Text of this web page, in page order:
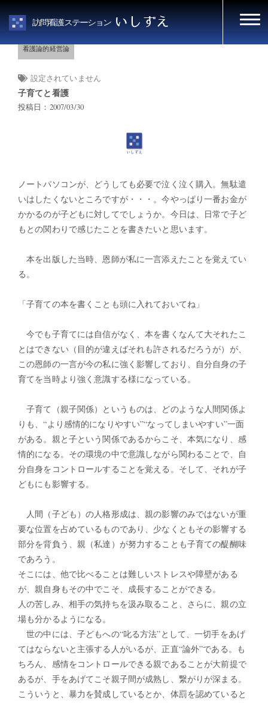
訪問看護ステーション いしずえ
HOME 看護論的経営論
看護論的経営論
設定されていません
子育てと看護
投稿日：2007/03/30
ノートパソコンが、どうしても必要で泣く泣く購入。無駄遣
いはしたくないところですが・・・。今やっぱり一番お金が
かかるのが子どもに対してでしょうか。今日は、日常で子ど
もとの関わりで感じたことを書きたいと思います。
本を出版した当時、恩師が私に一言添えたことを覚えてい
る。
「子育ての本を書くことも頭に入れておいてね」
今でも子育てには自信がなく、本を書くなんて大それたこ
とはできない（目的が違えばそれも許されるだろうが）が、
この恩師の一言が今の私に強く影響しており、自分自身の子
育てを当時より強く意識する様になっている。
子育て（親子関係）というものは、どのような人間関係よ
りも、“より感情的になりやすい”“なってしまいやすい”一面
がある。親と子という関係であるからこそ、本気になり、感
情的になる。その環境の中で意識しながら関わることで、自
分自身をコントロールすることを覚える。そして、それが子
どもにも影響する。
人間（子ども）の人格形成は、親の影響のみではないが重
要な位置を占めているものであり、少なくともその影響する
部分を背負う、親（私達）が努力することも子育ての醍醐味
であろう。
そこには、他で比べることは難しいストレスや障壁がある
が、親自身もその中でこそ、成長することができる。
人の苦しみ、相手の気持ちを汲み取ること、さらに、親の立
場も分かるようになる。
世の中には、子どもへの“叱る方法”として、一切手をあげ
てはならないと主張する人がいるが、正直“論外”である。も
ちろん、感情をコントロールできる親であることが大前提で
あるが、手をあげてこそ親子間が成熟し、繋がりが深まる。
こういうと、暴力を賛成しているとか、体罰を認めていると